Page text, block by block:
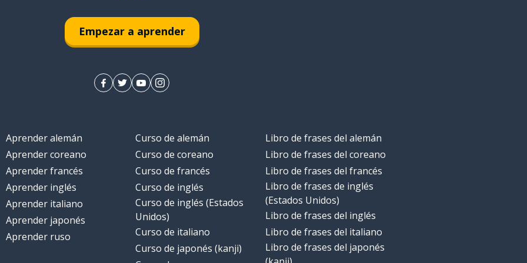
Empezar a aprender
Aprender alemán
Aprender coreano
Aprender francés
Aprender inglés
Aprender italiano
Aprender japonés
Aprender ruso
Curso de alemán
Curso de coreano
Curso de francés
Curso de inglés
Curso de inglés (Estados
Unidos)
Curso de italiano
Curso de japonés (kanji)
Libro de frases del alemán
Libro de frases del coreano
Libro de frases del francés
Libro de frases de inglés
(Estados Unidos)
Libro de frases del inglés
Libro de frases del italiano
Libro de frases del japonés